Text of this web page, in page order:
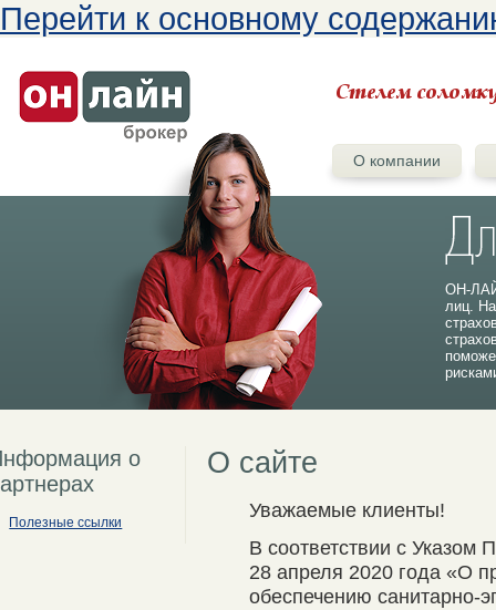
Перейти к основному
О компании
ОН-
лиц.
о
Полезные ссылки
О сайте
Уважаемые клиенты!
В соответствии с Указом
28 апреля 2020 года «О
обеспечению санитарно-